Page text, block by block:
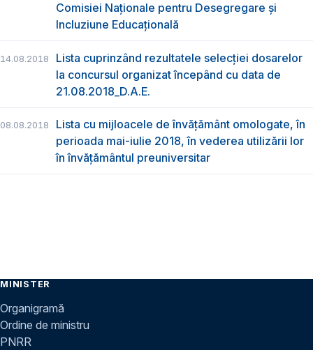
Comisiei Naționale pentru Desegregare și
Incluziune Educațională
14.08.2018
Lista cuprinzând rezultatele selecției dosarelor
la concursul organizat începând cu data de
21.08.2018_D.A.E.
08.08.2018
Lista cu mijloacele de învățământ omologate, în
perioada mai-iulie 2018, în vederea utilizării lor
în învățământul preuniversitar
MINISTER
Organigramă
Ordine de ministru
PNRR